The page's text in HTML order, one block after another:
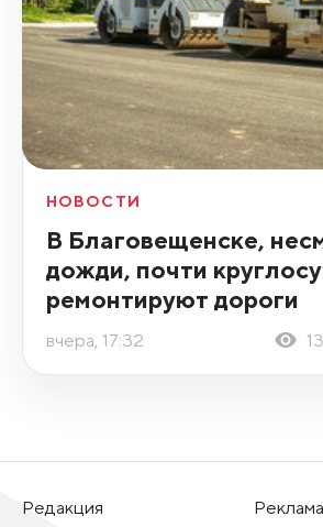
НОВОСТИ
В Благовещенске,
дожди, почти
ремонтируют дороги
вчера, 17:32
Редакция
Реклама